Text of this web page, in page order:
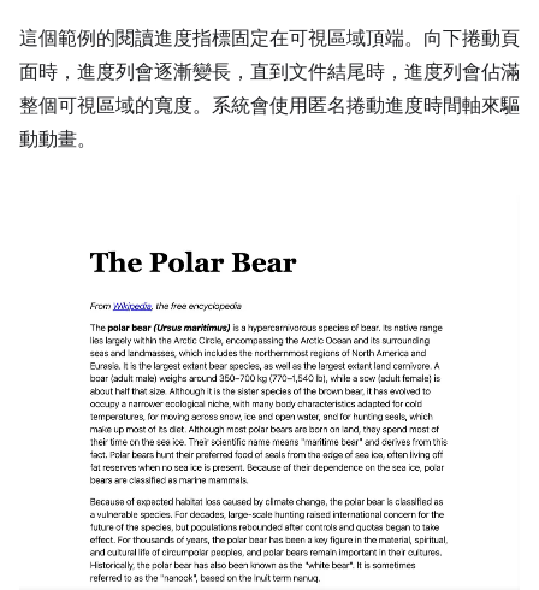
這個範例的閱讀進度指標固定在可視區域頂端。向下捲動頁
面時，進度列會逐漸變長，直到文件結尾時，進度列會佔滿
整個可視區域的寬度。系統會使用匿名捲動進度時間軸來驅
動動畫。